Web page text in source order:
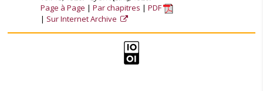
Page à Page
Par chapitres
PDF
Sur Internet Archive